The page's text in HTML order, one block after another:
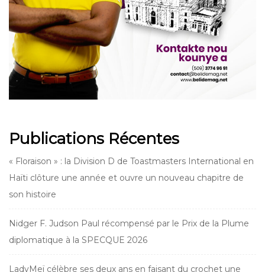
Publications Récentes
« Floraison » : la Division D de Toastmasters International en
Haïti clôture une année et ouvre un nouveau chapitre de
son histoire
Nidger F. Judson Paul récompensé par le Prix de la Plume
diplomatique à la SPECQUE 2026
LadyMeï célèbre ses deux ans en faisant du crochet une